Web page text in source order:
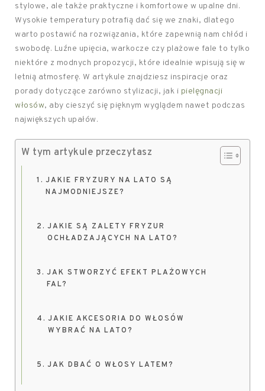
stylowe, ale także praktyczne i komfortowe w upalne dni.
Wysokie temperatury potrafią dać się we znaki, dlatego
warto postawić na rozwiązania, które zapewnią nam chłód i
swobodę. Luźne upięcia, warkocze czy plażowe fale to tylko
niektóre z modnych propozycji, które idealnie wpisują się w
letnią atmosferę. W artykule znajdziesz inspiracje oraz
porady dotyczące zarówno stylizacji, jak i pielęgnacji
włosów, aby cieszyć się pięknym wyglądem nawet podczas
największych upałów.
W tym artykule przeczytasz
JAKIE FRYZURY NA LATO SĄ
NAJMODNIEJSZE?
JAKIE SĄ ZALETY FRYZUR
OCHŁADZAJĄCYCH NA LATO?
JAK STWORZYĆ EFEKT PLAŻOWYCH
FAL?
JAKIE AKCESORIA DO WŁOSÓW
WYBRAĆ NA LATO?
JAK DBAĆ O WŁOSY LATEM?